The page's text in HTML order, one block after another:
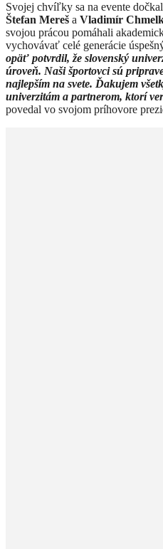
Svojej chvíľky sa na evente
Štefan Mereš a Vladimír
svojou prácou pomáhali
vychovávať celé generácie
opäť potvrdil, že slovenský
úroveň. Naši športovci sú
najlepším na svete. Ďakujem
univerzitám a partnerom, ktorí
povedal vo svojom príhovore